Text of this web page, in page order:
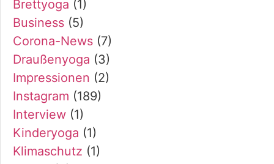
Brettyoga (1)
Business (5)
Corona-News (7)
Draußenyoga (3)
Impressionen (2)
Instagram (189)
Interview (1)
Kinderyoga (1)
Klimaschutz (1)